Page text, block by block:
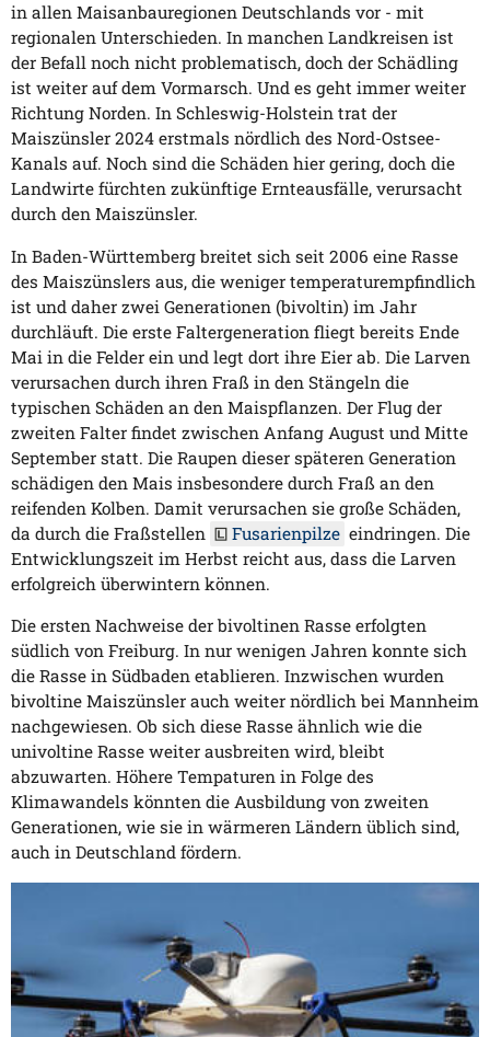
in allen Maisanbauregionen Deutschlands vor - mit
regionalen Unterschieden. In manchen Landkreisen ist
der Befall noch nicht problematisch, doch der Schädling
ist weiter auf dem Vormarsch. Und es geht immer weiter
Richtung Norden. In Schleswig-Holstein trat der
Maiszünsler 2024 erstmals nördlich des Nord-Ostsee-
Kanals auf. Noch sind die Schäden hier gering, doch die
Landwirte fürchten zukünftige Ernteausfälle, verursacht
durch den Maiszünsler.
In Baden-Württemberg breitet sich seit 2006 eine Rasse
des Maiszünslers aus, die weniger temperaturempfindlich
ist und daher zwei Generationen (bivoltin) im Jahr
durchläuft. Die erste Faltergeneration fliegt bereits Ende
Mai in die Felder ein und legt dort ihre Eier ab. Die Larven
verursachen durch ihren Fraß in den Stängeln die
typischen Schäden an den Maispflanzen. Der Flug der
zweiten Falter findet zwischen Anfang August und Mitte
September statt. Die Raupen dieser späteren Generation
schädigen den Mais insbesondere durch Fraß an den
reifenden Kolben. Damit verursachen sie große Schäden,
da durch die Fraßstellen
Fusarienpilze eindringen. Die
Entwicklungszeit im Herbst reicht aus, dass die Larven
erfolgreich überwintern können.
Die ersten Nachweise der bivoltinen Rasse erfolgten
südlich von Freiburg. In nur wenigen Jahren konnte sich
die Rasse in Südbaden etablieren. Inzwischen wurden
bivoltine Maiszünsler auch weiter nördlich bei Mannheim
nachgewiesen. Ob sich diese Rasse ähnlich wie die
univoltine Rasse weiter ausbreiten wird, bleibt
abzuwarten. Höhere Tempaturen in Folge des
Klimawandels könnten die Ausbildung von zweiten
Generationen, wie sie in wärmeren Ländern üblich sind,
auch in Deutschland fördern.